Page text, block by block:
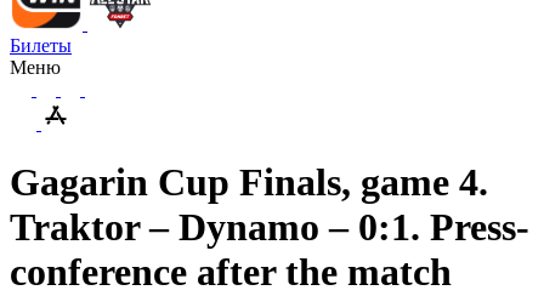
Билеты
Меню
Gagarin Cup Finals, game 4.
Traktor – Dynamo – 0:1. Press-
conference after the match